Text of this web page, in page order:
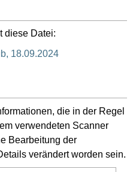
diese Datei:
18.09.2024
die in der Regel
verwendeten Scanner
Bearbeitung der
verändert worden sein.